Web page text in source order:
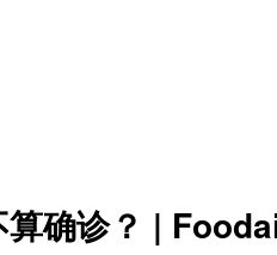
算确诊？ |